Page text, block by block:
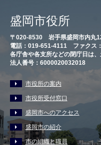
盛岡市役所
〒020-8530 岩手県盛岡市内
電話：019-651-4111 ファクス
各庁舎や各支所などの閉庁日は
法人番号：6000020032018
市役所の案内
市役所受付窓口
盛岡市へのアクセス
盛岡市の紹介
市の組織と職員